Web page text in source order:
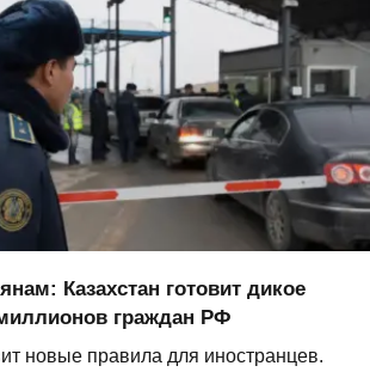
Казахстан готовит дикое
граждан РФ
новые правила для иностранцев.